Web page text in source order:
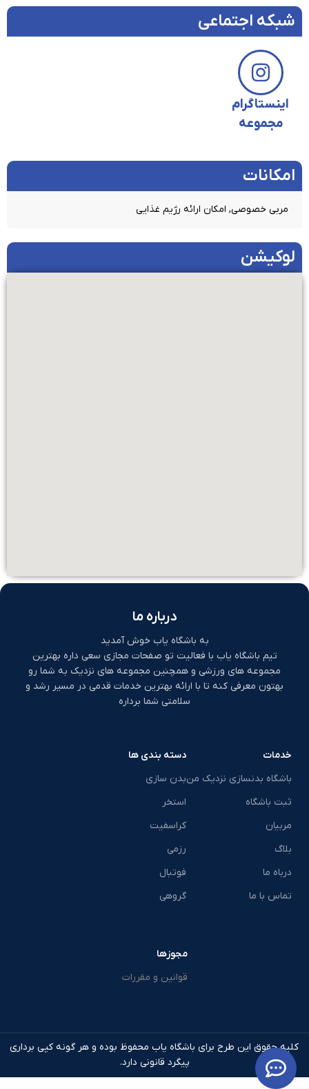
شبکه اجتماعی
اینستاگرام
مجموعه
امکانات​
مربی خصوصی, امکان ارائه رژیم غذایی
لوکیشن
درباره ما
به باشگاه یاب خوش آمدید
تیم باشگاه یاب با فعالیت تو صفحات مجازی سعی داره بهترین
مجموعه های ورزشی و همچنین مجموعه های نزدیک به شما رو
بهتون معرفی کنه تا با ارائه بهترین خدمات قدمی در مسیر رشد و
سلامتی شما برداره
خدمات
باشگاه بدنسازی نزدیک من
ثبت باشگاه
مربیان
بلاگ
درباه ما
تماس با ما
دسته بندی ها
بدن سازی
استخر
کراسفیت
رزمی
فوتبال
گروهی
مجوزها
قوانین و مقررات
کلیه حقوق این طرح برای باشگاه یاب محفوظ بوده و هر گونه کپی برداری
پیگرد قانونی دارد.